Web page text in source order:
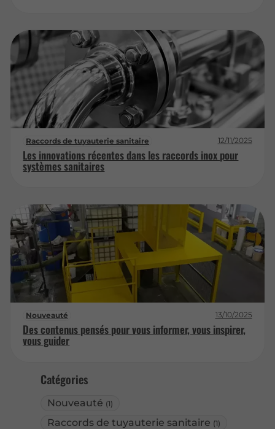
Catégories
Nouveauté (1)
Raccords de tuyauterie sanitaire (1)
Raccords de tuyauterie sanitaire 12/11/2025
Les innovations récentes dans les raccords inox pour
systèmes sanitaires
Nouveauté 13/10/2025
Des contenus pensés pour vous informer, vous inspirer,
vous guider